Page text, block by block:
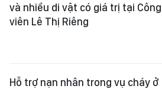
và nhiều di vật có giá trị tại Công
viên Lê Thị Riêng
Hỗ trợ nạn nhân trong vụ cháy ở